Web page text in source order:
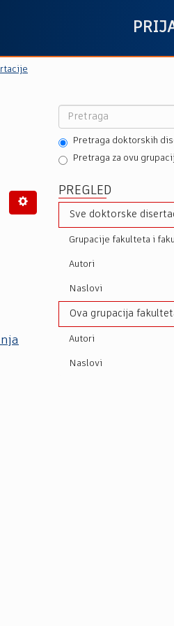
Pretraga doktorskih
Pretraga za ovu
PREGLED
Sve doktorske
Grupacije fakulteta i
Autori
Naslovi
Ova grupacija
Autori
Naslovi